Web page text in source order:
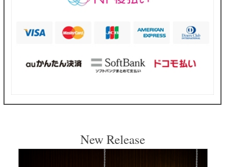
New Release